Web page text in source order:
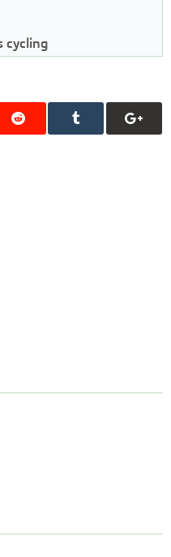
cycling